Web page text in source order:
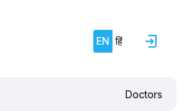
EN हिं
Doctors